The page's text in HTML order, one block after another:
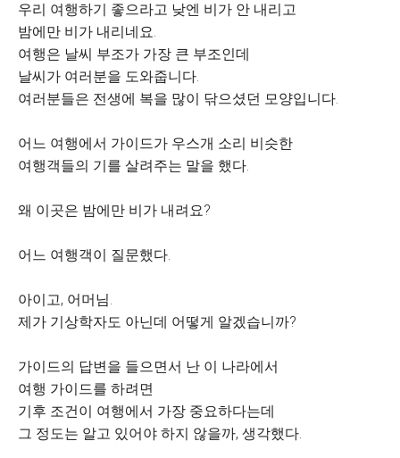
우리 여행하기 좋으라고 낮엔 비가 안 내리고
밤에만 비가 내리네요.
여행은 날씨 부조가 가장 큰 부조인데
날씨가 여러분을 도와줍니다.
여러분들은 전생에 복을 많이 닦으셨던 모양입니다.
어느 여행에서 가이드가 우스개 소리 비슷한
여행객들의 기를 살려주는 말을 했다.
왜 이곳은 밤에만 비가 내려요?
어느 여행객이 질문했다.
아이고, 어머님.
제가 기상학자도 아닌데 어떻게 알겠습니까?
가이드의 답변을 들으면서 난 이 나라에서
여행 가이드를 하려면
기후 조건이 여행에서 가장 중요하다는데
그 정도는 알고 있어야 하지 않을까, 생각했다.